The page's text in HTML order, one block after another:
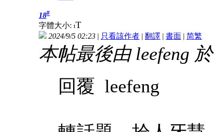
18#
字體大小: tT
2024/9/5 02:23 | 只看該作者 | 翻譯 | 書面 | 简繁
本帖最後由 leefeng
回覆 leefeng